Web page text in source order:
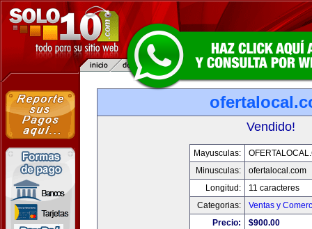
Vendido!
Mayusculas:
Minusculas:
ofertalocal.com
Longitud:
11 caracteres
Categorias:
Ventas y
Precio:
$900.00